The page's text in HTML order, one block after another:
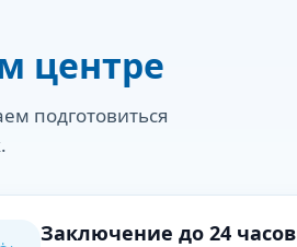
центре
подготовиться
Заключение до 24 часов